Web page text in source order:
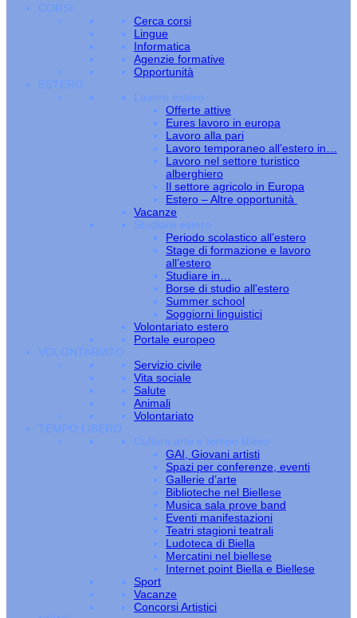
CORSI
Cerca corsi
Lingue
Informatica
Agenzie formative
Opportunità
ESTERO
Lavoro estero
Offerte attive
Eures lavoro in europa
Lavoro alla pari
Lavoro temporaneo all’estero in…
Lavoro nel settore turistico
alberghiero
Il settore agricolo in Europa
Estero – Altre opportunità
Vacanze
Studiare estero
Periodo scolastico all’estero
Stage di formazione e lavoro
all’estero
Studiare in…
Borse di studio all'estero
Summer school
Soggiorni linguistici
Volontariato estero
Portale europeo
VOLONTARIATO
Servizio civile
Vita sociale
Salute
Animali
Volontariato
TEMPO LIBERO
Cultura arte e tempo libero
GAI, Giovani artisti
Spazi per conferenze, eventi
Gallerie d’arte
Biblioteche nel Biellese
Musica sala prove band
Eventi manifestazioni
Teatri stagioni teatrali
Ludoteca di Biella
Mercatini nel biellese
Internet point Biella e Biellese
Sport
Vacanze
Concorsi Artistici